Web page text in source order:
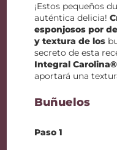
¡Estos pequeños
auténtica delicia!
esponjosos por
y textura de los
secreto de esta
Integral Carolina®
aportará una
Buñuelos
Paso 1